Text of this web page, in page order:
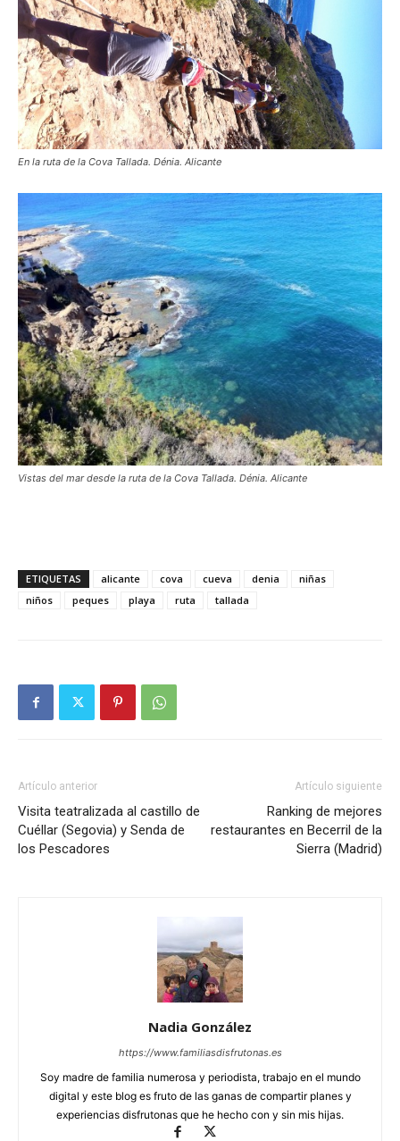
En la ruta de la Cova Tallada. Dénia. Alicante
Vistas del mar desde la ruta de la Cova Tallada. Dénia. Alicante
ETIQUETAS alicante cova cueva denia
niñas
niños
peques playa ruta tallada
Artículo anterior
Visita teatralizada al castillo de
Cuéllar (Segovia) y Senda de
los Pescadores
Artículo siguiente
Ranking de mejores
restaurantes en Becerril de la
Sierra (Madrid)
Nadia González
https://www.familiasdisfrutonas.es
Soy madre de familia numerosa y periodista, trabajo en el mundo
digital y este blog es fruto de las ganas de compartir planes y
experiencias disfrutonas que he hecho con y sin mis hijas.